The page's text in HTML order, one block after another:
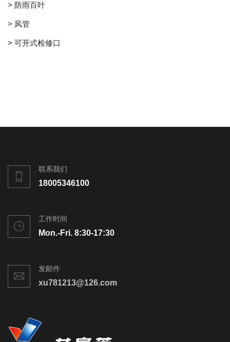
> 防雨百叶
> 风管
> 可开式检修口
联系我们
18005346100
工作时间
Mon.-Fri. 8:30-17:30
发邮件
xu781213@126.com